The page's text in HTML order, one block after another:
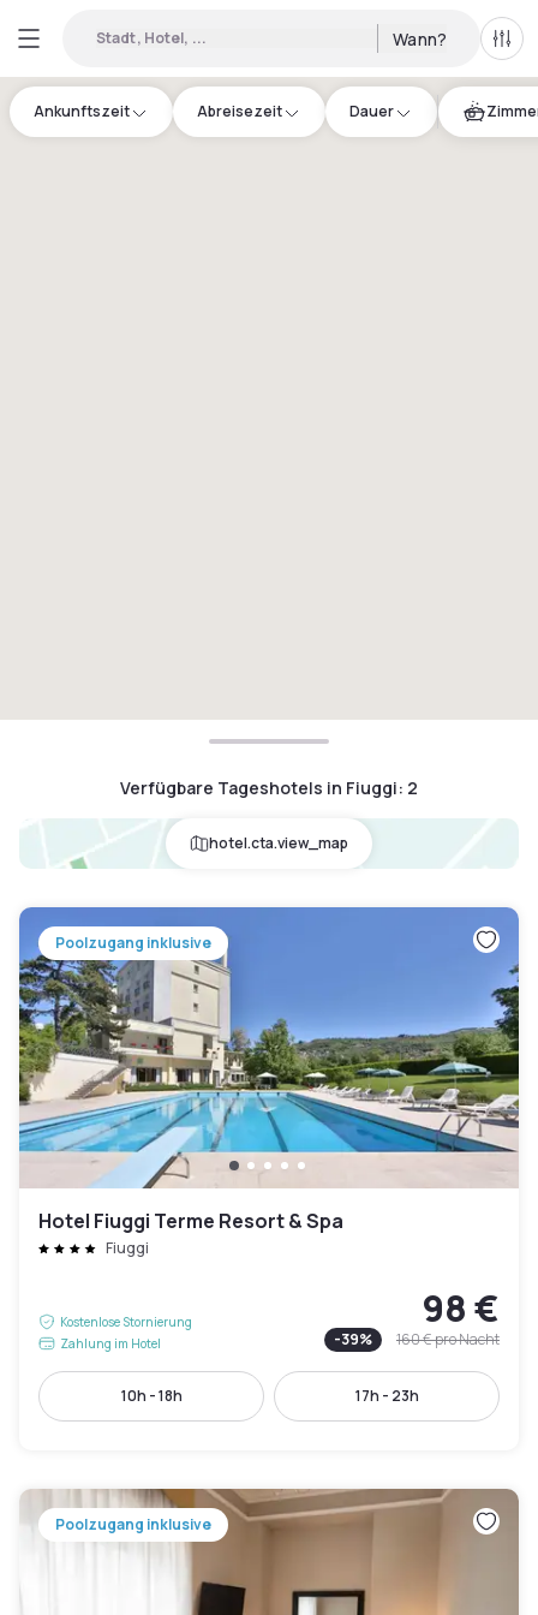
Stadt, Hotel, ... Wann? Alle
Ankunftszeit Abreisezeit Dauer
Verfügbare Tageshotels in Fiuggi: 2
hotel.cta.view_map
Poolzugang inklusive
Hotel Fiuggi Terme Resort & Spa
Fiuggi
Kostenlose Stornierung
Zahlung im Hotel
98 €
-39% 160 €pro Nacht
10h - 18h 17h - 23h
Poolzugang inklusive